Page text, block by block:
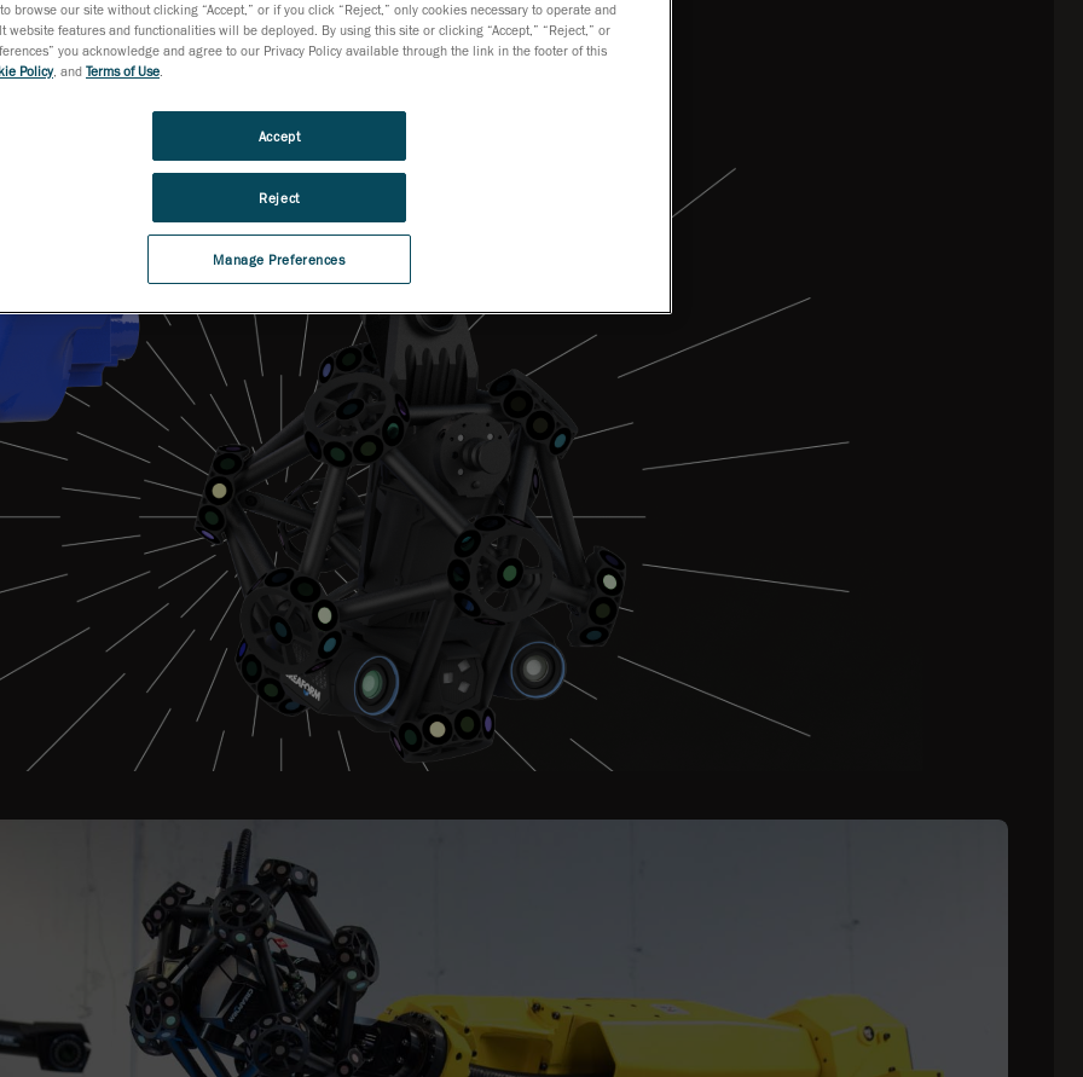
browse our site without clicking “Accept,” or if you click “Reject,” only cookies necessary to operate and
website features and functionalities will be deployed. By using this site or clicking “Accept,” “Reject,” or
you acknowledge and agree to our Privacy Policy available through the link in the footer of this
Policy, and Terms of Use
Manage Preferences
Reject
Accept